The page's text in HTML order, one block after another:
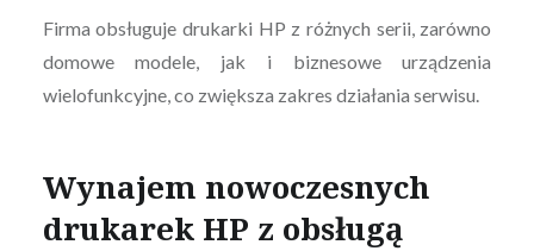
Firma obsługuje drukarki HP z różnych serii, zarówno
domowe modele, jak i biznesowe urządzenia
wielofunkcyjne, co zwiększa zakres działania serwisu.
Wynajem nowoczesnych
drukarek HP z obsługą